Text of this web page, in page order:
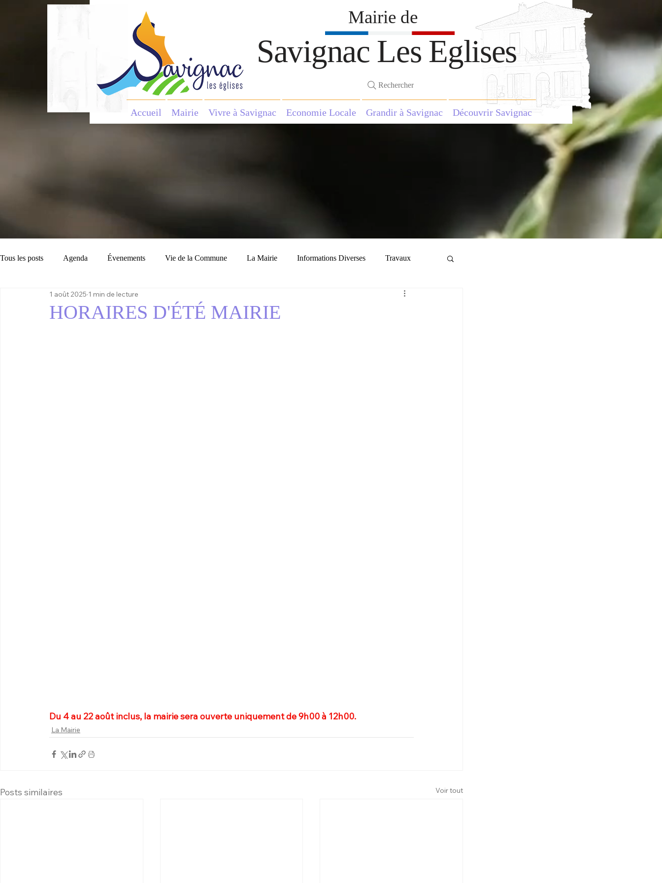
Savignac Les Eglises
Accueil Mairie Vivre à Savignac Economie Locale Grandir à Savignac Découvrir Savignac
Mairie de
Rechercher
Tous les posts Agenda Évenements Vie de la Commune La Mairie Informations Diverses Travaux
Tourisme Consignes
HORAIRES D'ÉTÉ MAIRIE
1 août 2025 1 min de lecture
Du 4 au 22 août inclus, la mairie sera ouverte uniquement de 9h00 à 12h00.
La Mairie
Posts similaires Voir tout